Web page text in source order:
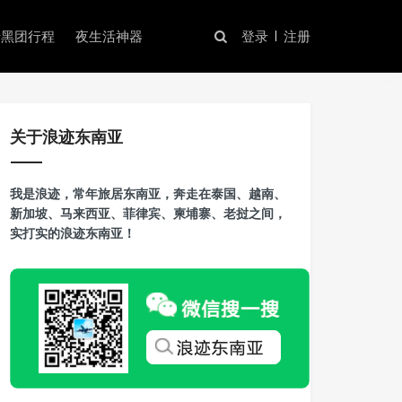
团行程 夜生活神器 登录 注册
关于浪迹东南亚
我是浪迹，常年旅居东南亚，奔走在泰国、越南、
新加坡、马来西亚、菲律宾、柬埔寨、老挝之间，
实打实的浪迹东南亚！